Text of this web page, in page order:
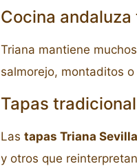
Cocina
Triana mantiene
salmorejo, montaditos
Tapas
Las tapas Triana Sevilla
y otros que